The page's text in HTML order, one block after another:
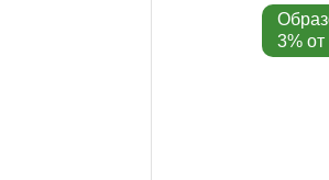
3%